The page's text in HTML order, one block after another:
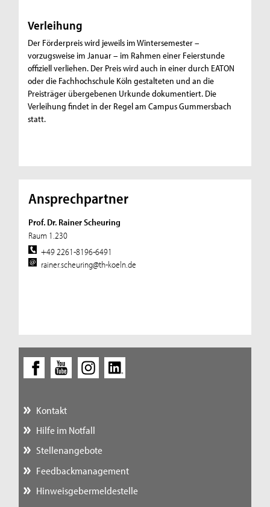
Verleihung
Der Förderpreis wird jeweils im Wintersemester –
vorzugsweise im Januar – im Rahmen einer Feierstunde
offiziell verliehen. Der Preis wird auch in einer durch EATON
oder die Fachhochschule Köln gestalteten und an die
Preisträger übergebenen Urkunde dokumentiert. Die
Verleihung findet in der Regel am Campus Gummersbach
statt.
Ansprechpartner
Prof. Dr. Rainer Scheuring
Raum 1.230
+49 2261-8196-6491
rainer.scheuring@th-koeln.de
Kontakt
Hilfe im Notfall
Stellenangebote
Feedbackmanagement
Hinweisgebermeldestelle